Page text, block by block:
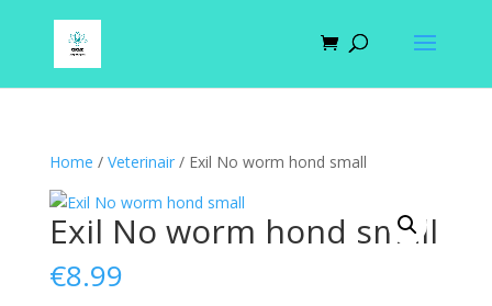
Home / Veterinair/ Exil No worm hond small
Exil No worm hond small
€8.99